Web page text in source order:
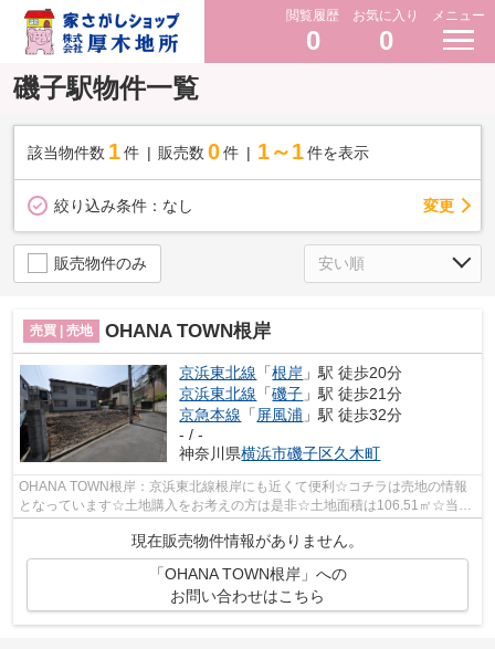
閲覧履歴
0
お気に入り
0
メニュー
磯子駅物件一覧
該当物件数 1件 販売数 0 件 1～1 件を表示
絞り込み条件： なし 変更
販売物件のみ
売買 | 売地 OHANA TOWN根岸
京浜東北線 「根岸 」駅 徒歩20分
京浜東北線 「磯子 」駅 徒歩21分
京急本線 「屏風浦 」駅 徒歩32分
- / -
神奈川県横浜市磯子区久木町
OHANA TOWN根岸：京浜東北線根岸にも近くて便利☆コチラは売地の情報
となっています☆土地購入をお考えの方は是非☆土地面積は106.51㎡☆当社
一押しの購入価格2,680万円☆非常に好条件です☆...
現在販売物件情報がありません。
「OHANA TOWN根岸」への
お問い合わせはこちら